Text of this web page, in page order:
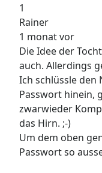
1
Rainer
1 monat vor
Die Idee der
auch. Allerdings
Ich schlüssle den
Passwort hinein,
zwarwieder
das Hirn. ;-)
Um dem oben
Passwort so